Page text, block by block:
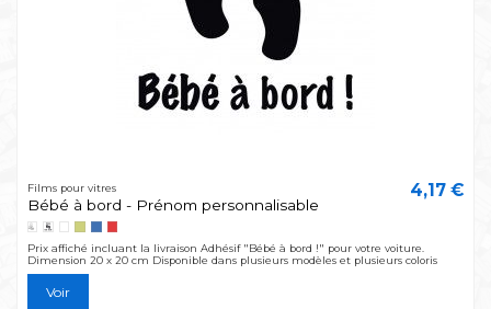
Films pour vitres
Bébé à bord - Prénom personnalisable
4,17 €
Prix affiché incluant la livraison Adhésif "Bébé à bord !" pour votre voiture.
Dimension 20 x 20 cm Disponible dans plusieurs modèles et plusieurs coloris
Voir